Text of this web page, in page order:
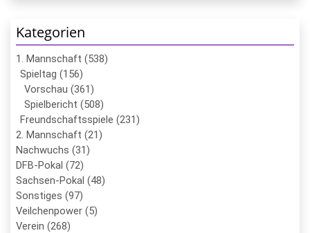
Kategorien
1. Mannschaft (538)
Spieltag (156)
Vorschau (361)
Spielbericht (508)
Freundschaftsspiele (231)
2. Mannschaft (21)
Nachwuchs (31)
DFB-Pokal (72)
Sachsen-Pokal (48)
Sonstiges (97)
Veilchenpower (5)
Verein (268)